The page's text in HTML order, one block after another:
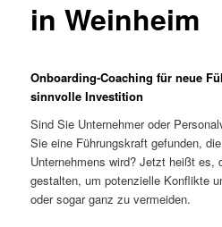
in Weinheim
Onboarding-Coaching für neue
sinnvolle Investition
Sind Sie Unternehmer oder
Sie eine Führungskraft gefunden,
Unternehmens wird? Jetzt heißt es,
gestalten, um potenzielle Konflikte
oder sogar ganz zu vermeiden.